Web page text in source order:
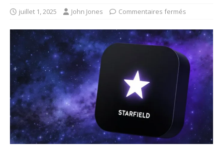
juillet 1, 2025 John Jones Commentaires fermés